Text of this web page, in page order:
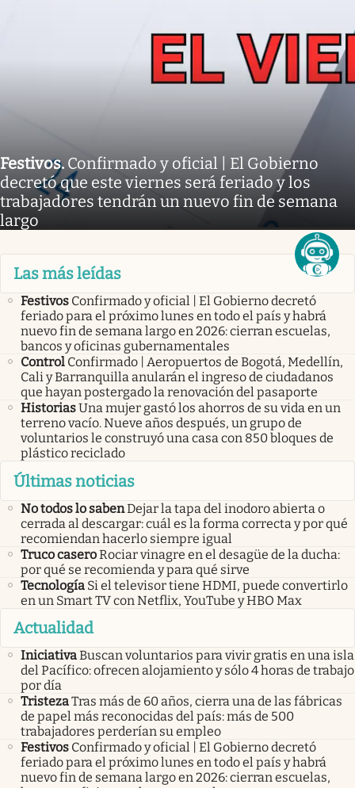
Festivos. Confirmado y oficial | El Gobierno
decretó que este viernes será feriado y los
trabajadores tendrán un nuevo fin de semana
largo
Las más leídas
Festivos Confirmado y oficial | El Gobierno decretó
feriado para el próximo lunes en todo el país y habrá
nuevo fin de semana largo en 2026: cierran escuelas,
bancos y oficinas gubernamentales
Control Confirmado | Aeropuertos de Bogotá, Medellín,
Cali y Barranquilla anularán el ingreso de ciudadanos
que hayan postergado la renovación del pasaporte
HistoriasUna mujer gastó los ahorros de su vida en un
terreno vacío. Nueve años después, un grupo de
voluntarios le construyó una casa con 850 bloques de
plástico reciclado
Últimas noticias
No todos lo sabenDejar la tapa del inodoro abierta o
cerrada al descargar: cuál es la forma correcta y por qué
recomiendan hacerlo siempre igual
Truco caseroRociar vinagre en el desagüe de la ducha:
por qué se recomienda y para qué sirve
Tecnología Si el televisor tiene HDMI, puede convertirlo
en un Smart TV con Netflix, YouTube y HBO Max
Actualidad
IniciativaBuscan voluntarios para vivir gratis en una isla
del Pacífico: ofrecen alojamiento y sólo 4 horas de trabajo
por día
TristezaTras más de 60 años, cierra una de las fábricas
de papel más reconocidas del país: más de 500
trabajadores perderían su empleo
Festivos Confirmado y oficial | El Gobierno decretó
feriado para el próximo lunes en todo el país y habrá
nuevo fin de semana largo en 2026: cierran escuelas,